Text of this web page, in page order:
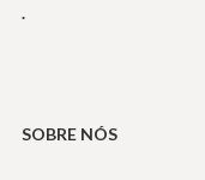
.
SOBRE NÓS